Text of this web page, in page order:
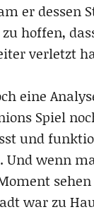
er dessen
hoffen,
verletzt
eine
Spiel
und
. Und wenn
war zu